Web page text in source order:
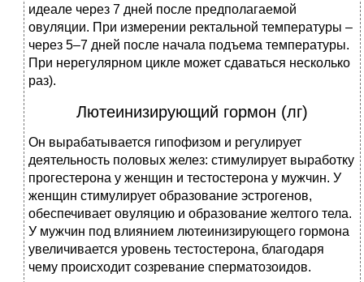
идеале через 7 дней после предполагаемой
овуляции. При измерении ректальной температуры –
через 5–7 дней после начала подъема температуры.
При нерегулярном цикле может сдаваться несколько
раз).
Лютеинизирующий гормон (лг)
Он вырабатывается гипофизом и регулирует
деятельность половых желез: стимулирует выработку
прогестерона у женщин и тестостерона у мужчин. У
женщин стимулирует образование эстрогенов,
обеспечивает овуляцию и образование желтого тела.
У мужчин под влиянием лютеинизирующего гормона
увеличивается уровень тестостерона, благодаря
чему происходит созревание сперматозоидов.